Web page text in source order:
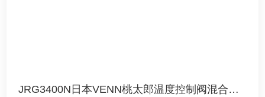
JRG3400N日本VENN桃太郎温度控制阀混合阀供应截止阀